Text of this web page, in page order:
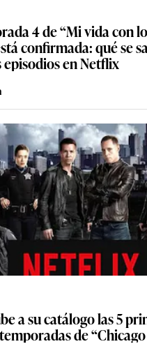
4 de “Mi vida con
confirmada: qué se
en Netflix
a su catálogo las 5
de